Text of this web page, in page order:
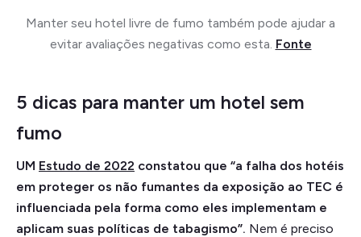
Manter seu hotel livre de fumo também pode ajudar a
evitar avaliações negativas como esta. Fonte
5 dicas para manter um hotel sem
fumo
UM Estudo de 2022 constatou que “a falha dos hotéis
em proteger os não fumantes da exposição ao TEC é
influenciada pela forma como eles implementam e
aplicam suas políticas de tabagismo”. Nem é preciso